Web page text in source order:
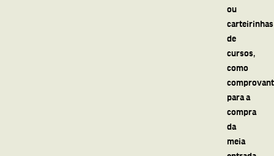
ou
carteirinhas
de
cursos,
como
para a
compra
da
meia